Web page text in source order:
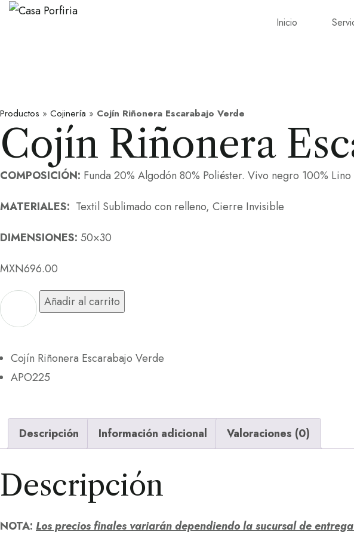
Inicio
Productos » Cojinería » Cojín Riñonera Escarabajo Verde
Cojín Riñonera
COMPOSICIÓN: Funda 20% Algodón 80% Poliéster. Vivo negro 100% Lino
MATERIALES: Textil Sublimado con relleno, Cierre Invisible
DIMENSIONES: 50×30
MXN696.00
Añadir al carrito
Cojín Riñonera Escarabajo Verde
APO225
Descripción Información adicional Valoraciones (0)
Descripción
NOTA: Los precios finales variarán dependiendo la sucursal de